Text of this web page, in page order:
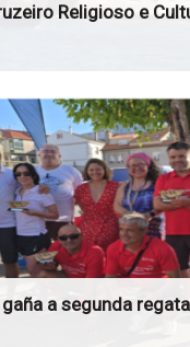
Religioso e
a segunda